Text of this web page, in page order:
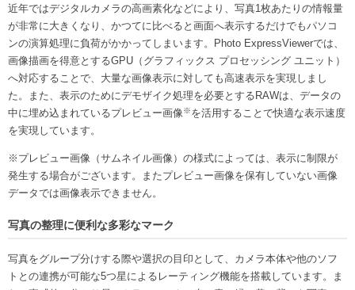
近年ではデジタルカメラの高画素化などにより、写真1枚あたりの情報量
が非常に大きくなり、かつてに比べると画面へ表示するだけでもパソコ
ンの演算処理に負荷がかかってしまいます。Photo ExpressViewerでは、
画像描画を得意とするGPU（グラフィックス プロセッシング ユニット）
へ対応することで、大量な画像表示に対しても高速表示を実現しまし
た。また、表示のためにデモザイク処理を必要とするRAWは、データの
中に埋め込まれているプレビュー画像※を活用することで快適な表示速度
を実現しています。
※プレビュー画像（サムネイル画像）の様式によっては、表示に制限が
発生する場合がございます。またプレビュー画像を保有していない画像
データでは画像表示できません。
写真の整理に便利な多彩なマーク
写真をグループ分けする際や選択の目印として、カメラ本体や他のソフ
トとの連携が可能な5つ星によるレーティング機能を搭載しています。ま